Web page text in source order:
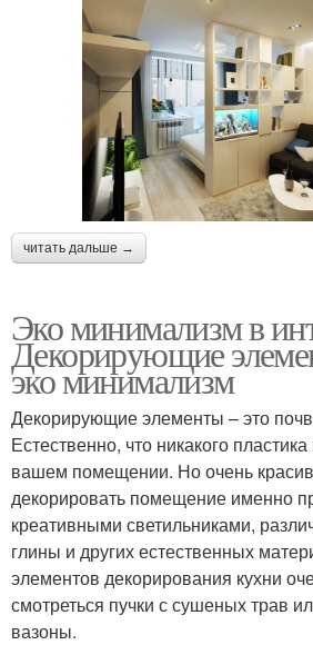
читать дальше →
Эко минимализм в
Декорирующие
эко минимализм
Декорирующие элементы – это
Естественно, что никакого
вашем помещении. Но очень
декорировать помещение именно
креативными светильниками,
глины и других естественных
элементов декорирования кухни
смотреться пучки с сушеных трав
вазоны.